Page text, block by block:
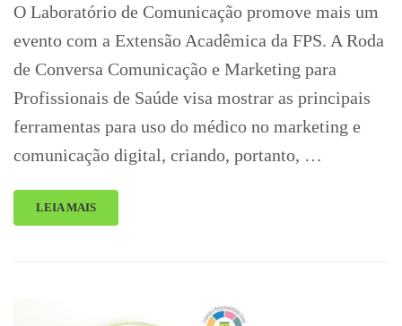
O Laboratório de Comunicação promove mais um
evento com a Extensão Acadêmica da FPS. A Roda
de Conversa Comunicação e Marketing para
Profissionais de Saúde visa mostrar as principais
ferramentas para uso do médico no marketing e
comunicação digital, criando, portanto, …
LEIA MAIS